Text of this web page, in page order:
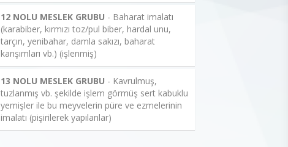
12 NOLU MESLEK GRUBU - Baharat imalatı
(karabiber, kırmızı toz/pul biber, hardal unu,
tarçın, yenibahar, damla sakızı, baharat
karışımları vb.) (işlenmiş)
13 NOLU MESLEK GRUBU - Kavrulmuş,
tuzlanmış vb. şekilde işlem görmüş sert kabuklu
yemişler ile bu meyvelerin püre ve ezmelerinin
imalatı (pişirilerek yapılanlar)